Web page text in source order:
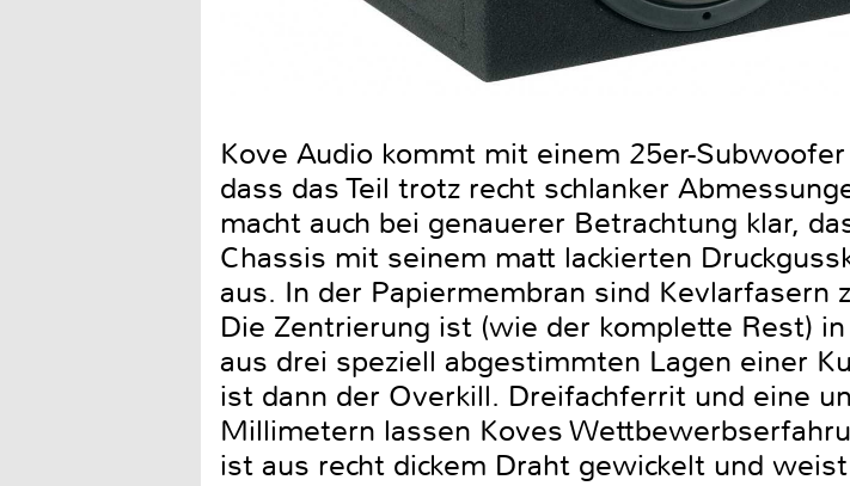
Kove Audio kommt mit einem 25er-
dass das Teil trotz recht schlanker
macht auch bei genauerer Betrachtung klar,
Chassis mit seinem matt lackierten
aus. In der Papiermembran sind
Die Zentrierung ist (wie der komplette Rest)
aus drei speziell abgestimmten Lagen einer
ist dann der Overkill. Dreifachferrit und eine
Millimetern lassen Koves
ist aus recht dickem Draht gewickelt und